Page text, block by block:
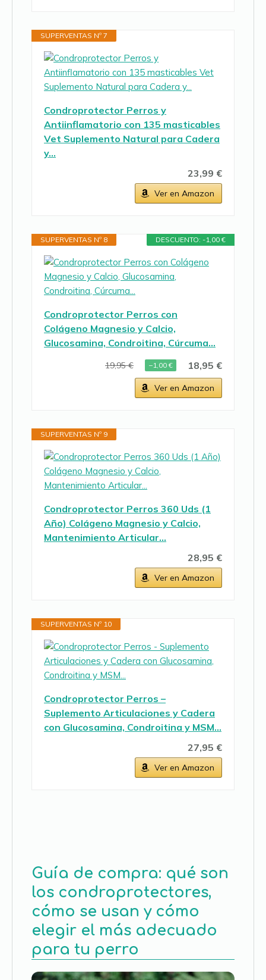
SUPERVENTAS Nº 7
Condroprotector Perros y
Antiinflamatorio con 135 masticables
Vet Suplemento Natural para Cadera
y…
23,99 €
Ver en Amazon
DESCUENTO: -1,00 €
SUPERVENTAS Nº 8
Condroprotector Perros con
Colágeno Magnesio y Calcio,
Glucosamina, Condroitina, Cúrcuma…
19,95 € −1,00 € 18,95 €
Ver en Amazon
SUPERVENTAS Nº 9
Condroprotector Perros 360 Uds (1
Año) Colágeno Magnesio y Calcio,
Mantenimiento Articular…
28,95 €
Ver en Amazon
SUPERVENTAS Nº 10
Condroprotector Perros –
Suplemento Articulaciones y Cadera
con Glucosamina, Condroitina y MSM…
27,95 €
Ver en Amazon
Guía de compra: qué son
los condroprotectores,
cómo se usan y cómo
elegir el más adecuado
para tu perro